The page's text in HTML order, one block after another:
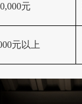
元
元以上